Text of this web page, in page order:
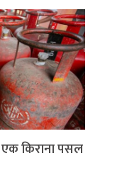
किराना पसल